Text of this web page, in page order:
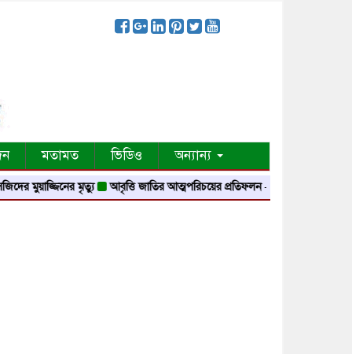
মতামত ভিডিও অন্যান্য
মৃত্যু আবৃত্তি জাতির আত্মপরিচয়ের প্রতিফলন — সংস্কৃতি মন্ত্রী